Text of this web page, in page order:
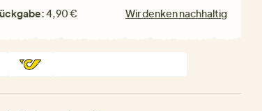
4,90 € Wir denken nachhaltig